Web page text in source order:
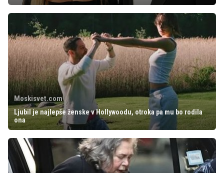
Moskisvet.com
Ljubil je najlepše ženske v Hollywoodu, otroka pa mu bo rodila
ona